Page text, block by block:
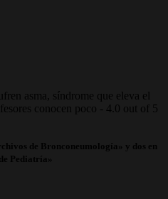
asma, síndrome que eleva el
conocen poco - 4.0 out of 5
de Bronconeumología» y dos en
Pediatría»